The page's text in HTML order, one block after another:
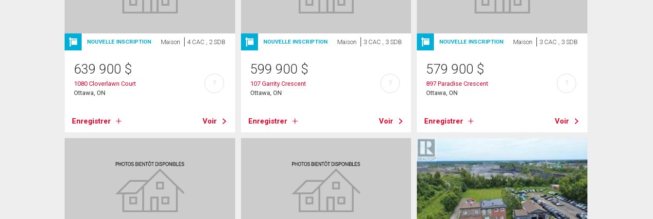
NOUVELLE INSCRIPTION Maison 4 CAC , 2 SDB
639 900 $
1080 Cloverlawn Court
Ottawa, ON
Enregistrer Voir
?
NOUVELLE INSCRIPTION Maison 3 CAC , 3 SDB
599 900 $
107 Garrity Crescent
Ottawa, ON
Enregistrer Voir
?
NOUVELLE INSCRIPTION Maison 3 CAC , 3 SDB
579 900 $
897 Paradise Crescent
Ottawa, ON
Enregistrer Voir
?